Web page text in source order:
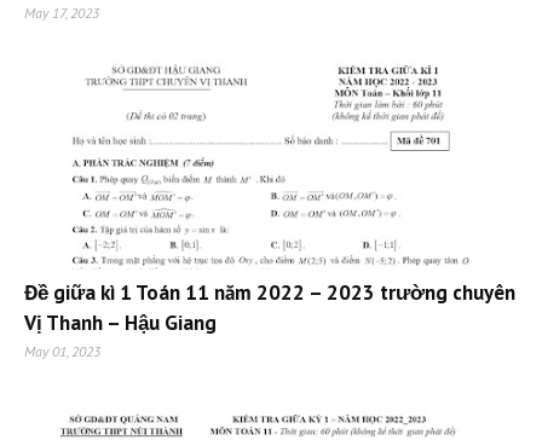
May 17, 2023
Đề giữa kì 1 Toán 11 năm 2022 – 2023 trường chuyên
Vị Thanh – Hậu Giang
May 01, 2023